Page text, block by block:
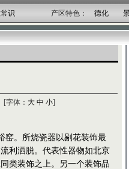
识 产区特色： 德化
[字体： 大 中 小]
。所烧瓷器以剔花装饰最
利洒脱。代表性器物如北京
类装饰之上。另一个装饰品